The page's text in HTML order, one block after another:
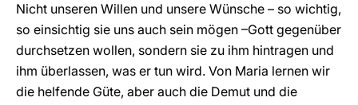
Nicht unseren Willen und unsere Wünsche – so wichtig,
so einsichtig sie uns auch sein mögen –Gott gegenüber
durchsetzen wollen, sondern sie zu ihm hintragen und
ihm überlassen, was er tun wird. Von Maria lernen wir
die helfende Güte, aber auch die Demut und die